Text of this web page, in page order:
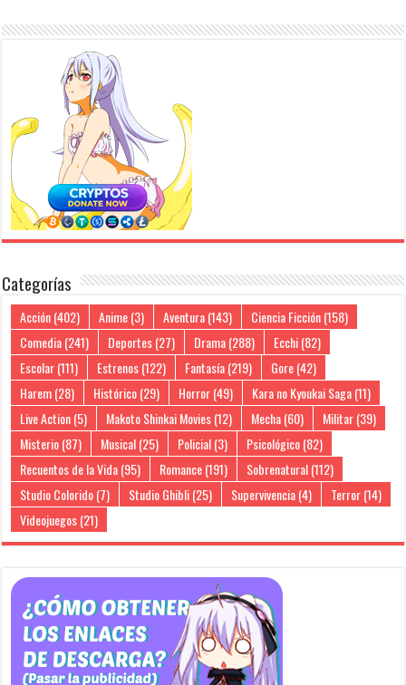
Categorías
Acción(402) Anime(3) Aventura(143) Ciencia Ficción(158)
Comedia(241) Deportes(27) Drama(288) Ecchi(82)
Escolar(111) Estrenos(122) Fantasía(219) Gore(42)
Harem(28) Histórico(29) Horror(49) Kara no Kyoukai Saga(11)
Live Action(5) Makoto Shinkai Movies(12) Mecha(60) Militar(39)
Misterio(87) Musical(25) Policial(3) Psicológico(82)
Recuentos de la Vida(95) Romance(191) Sobrenatural(112)
Studio Colorido(7) Studio Ghibli(25) Supervivencia(4) Terror(14)
Videojuegos(21)